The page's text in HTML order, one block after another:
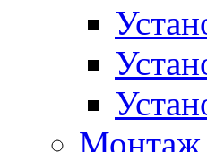
Монтаж